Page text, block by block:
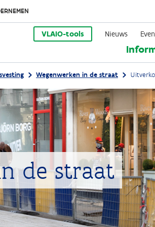
VLAIO-tools Nieuws
Wegenwerken in de straat
de straat